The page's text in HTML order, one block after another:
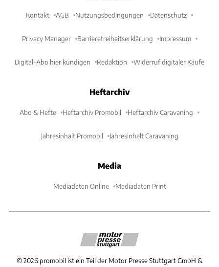
Kontakt AGB Nutzungsbedingungen Datenschutz
Privacy Manager Barrierefreiheitserklärung Impressum
Digital-Abo hier kündigen Redaktion Widerruf digitaler Käufe
Heftarchiv
Abo & Hefte Heftarchiv Promobil Heftarchiv Caravaning
Jahresinhalt Promobil Jahresinhalt Caravaning
Media
Mediadaten Online Mediadaten Print
©2026 promobil ist ein Teil der Motor Presse Stuttgart GmbH &